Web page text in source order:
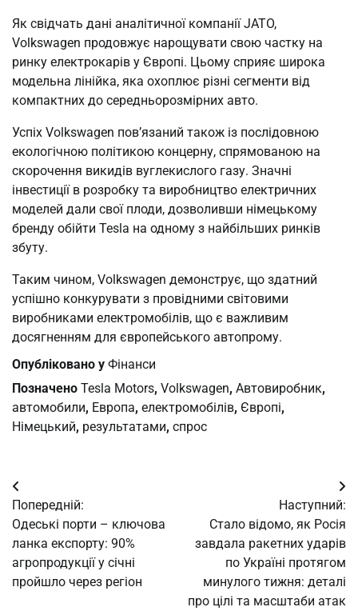
Як свідчать дані аналітичної компанії JATO,
Volkswagen продовжує нарощувати свою частку на
ринку електрокарів у Європі. Цьому сприяє широка
модельна лінійка, яка охоплює різні сегменти від
компактних до середньорозмірних авто.
Успіх Volkswagen пов’язаний також із послідовною
екологічною політикою концерну, спрямованою на
скорочення викидів вуглекислого газу. Значні
інвестиції в розробку та виробництво електричних
моделей дали свої плоди, дозволивши німецькому
бренду обійти Tesla на одному з найбільших ринків
збуту.
Таким чином, Volkswagen демонструє, що здатний
успішно конкурувати з провідними світовими
виробниками електромобілів, що є важливим
досягненням для європейського автопрому.
Опубліковано у Фінанси
Позначено Tesla Motors, Volkswagen, Автовиробник,
автомобили, Европа, електромобілів, Європі,
Німецький, результатами, спрос
Навігація
записів
Попередній:
Одеські порти – ключова
ланка експорту: 90%
агропродукції у січні
пройшло через регіон
Наступний:
Стало відомо, як Росія
завдала ракетних ударів
по Україні протягом
минулого тижня: деталі
про цілі та масштаби атак